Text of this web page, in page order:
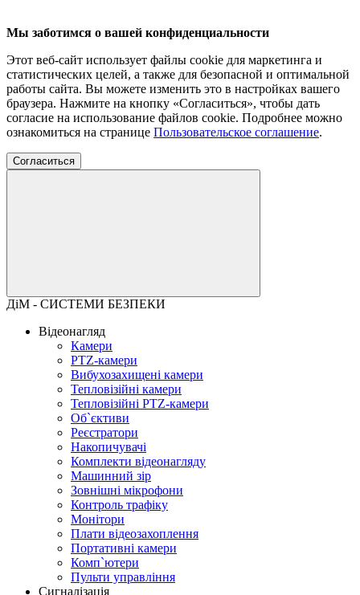
Мы заботимся о вашей конфиденциальности
Этот веб-сайт использует файлы cookie для маркетинга и
статистических целей, а также для безопасной и оптимальной
работы сайта. Вы можете изменить это в настройках вашего
браузера. Нажмите на кнопку «Согласиться», чтобы дать
согласие на использование файлов cookie. Подробнее можно
ознакомиться на странице Пользовательское соглашение.
Согласиться
ДіМ - СИСТЕМИ БЕЗПЕКИ
Відеонагляд
Камери
PTZ-камери
Вибухозахищені камери
Тепловізійні камери
Тепловізійні PTZ-камери
Об`єктиви
Реєстратори
Накопичувачі
Комплекти відеонагляду
Машинний зір
Зовнішні мікрофони
Контроль трафіку
Монітори
Плати відеозахоплення
Портативні камери
Комп`ютери
Пульти управління
Сигналізація